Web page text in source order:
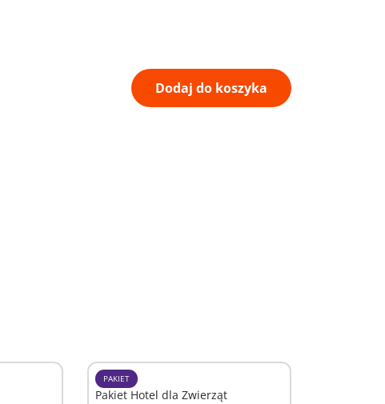
Dodaj do koszyka
PAKIET
Pakiet Hotel dla Zwierząt